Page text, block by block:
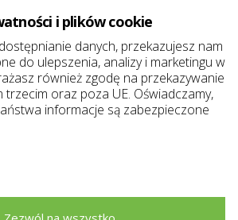
Polska
i plików cookie
danych, przekazujesz nam
do ulepszenia, analizy i marketingu w
również zgodę na przekazywanie
oraz poza UE. Oświadczamy,
informacje są zabezpieczone